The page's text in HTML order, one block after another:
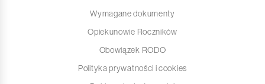
Wymagane dokumenty
Opiekunowie Roczników
Obowiązek RODO
Polityka prywatności i cookies